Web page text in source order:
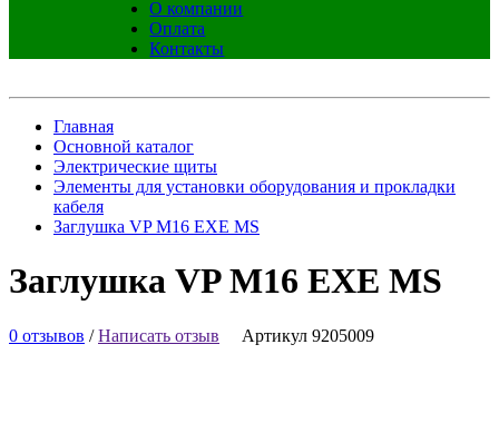
О компании
Оплата
Контакты
Главная
Основной каталог
Электрические щиты
Элементы для установки оборудования и прокладки
кабеля
Заглушка VP M16 EXE MS
Заглушка VP M16 EXE MS
0 отзывов /Написать отзыв Артикул 9205009